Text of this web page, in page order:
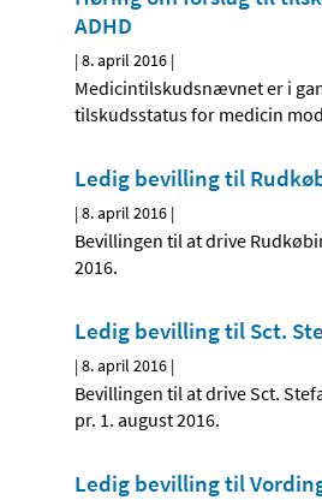
ADHD
|8. april 2016 |
Medicintilskudsnævnet er i
tilskudsstatus for medicin
Ledig bevilling til
|8. april 2016 |
Bevillingen til at drive
2016.
Ledig bevilling til Sct.
|8. april 2016 |
Bevillingen til at drive Sct.
pr. 1. august 2016.
Ledig bevilling til